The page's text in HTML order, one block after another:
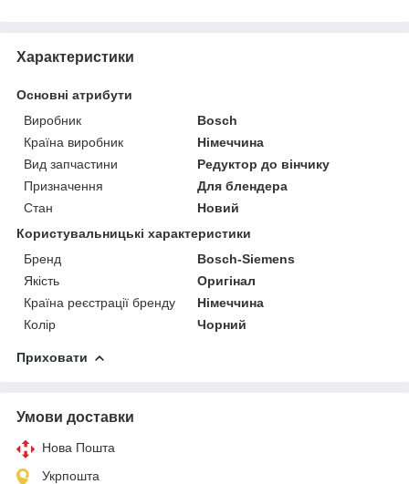
Характеристики
Основні атрибути
Виробник
Bosch
Країна виробник
Німеччина
Вид запчастини
Редуктор до вінчику
Призначення
Для блендера
Стан
Новий
Користувальницькі характеристики
Бренд
Bosch-Siemens
Якість
Оригінал
Країна реєстрації бренду
Німеччина
Колір
Чорний
Приховати
Умови доставки
Нова Пошта
Укрпошта